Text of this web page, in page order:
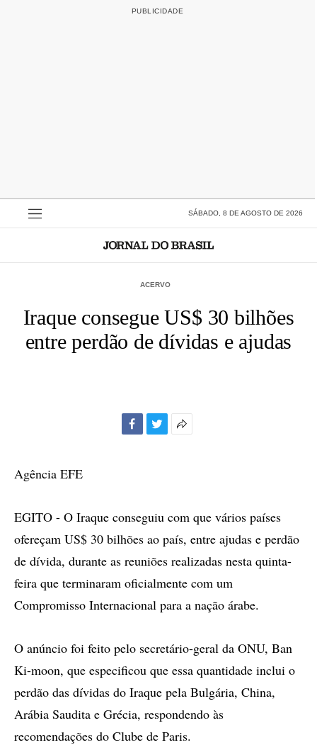
SÁBADO, 8 DE AGOSTO DE 2026
ACERVO
Iraque consegue US$ 30 bilhões
entre perdão de dívidas e ajudas
Agência EFE
EGITO - O Iraque conseguiu com que vários países
ofereçam US$ 30 bilhões ao país, entre ajudas e perdão
de dívida, durante as reuniões realizadas nesta quinta-
feira que terminaram oficialmente com um
Compromisso Internacional para a nação árabe.
O anúncio foi feito pelo secretário-geral da ONU, Ban
Ki-moon, que especificou que essa quantidade inclui o
perdão das dívidas do Iraque pela Bulgária, China,
Arábia Saudita e Grécia, respondendo às
recomendações do Clube de Paris.